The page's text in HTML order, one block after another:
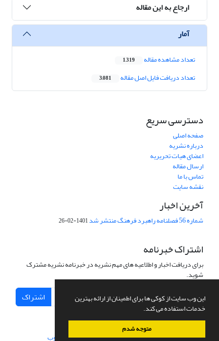
این وب سایت از کوکی ها برای اطمینان از ارائه بهترین
خدمات استفاده می کند.
متوجه شدم
ارجاع به این مقاله
آمار
تعداد مشاهده مقاله 1,319
تعداد دریافت فایل اصل مقاله 3,081
دسترسی سریع
صفحه اصلی
درباره نشریه
اعضای هیات تحریریه
ارسال مقاله
تماس با ما
نقشه سایت
آخرین اخبار
شماره 56 فصلنامه راهبرد فرهنگ منتشر شد 1401-02-26
اشتراک خبرنامه
برای دریافت اخبار و اطلاعیه های مهم نشریه در خبرنامه نشریه مشترک
شوید.
اشتراک
سامانه مدیریت نشریات علمی.طراحی و پیاده سازی از سیناوب